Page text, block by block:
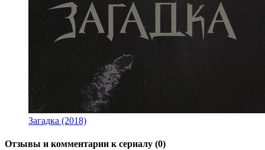
Загадка (2018)
Отзывы и комментарии к сериалу (0)